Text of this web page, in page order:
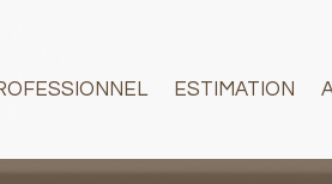
ESTIMATION